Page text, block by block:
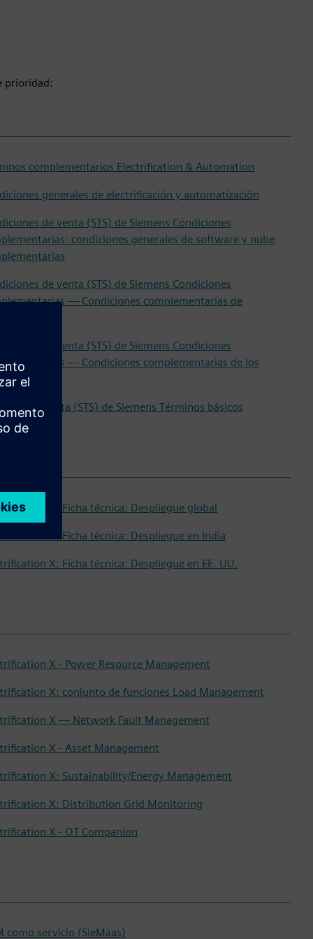
prioridad:
complementarios Electrification & Automation
generales de electrificación y automatización
de venta (STS) de Siemens Condiciones
condiciones generales de software y nube
de venta (STS) de Siemens Condiciones
— Condiciones complementarias de
de venta (STS) de Siemens Condiciones
— Condiciones complementarias de los
de venta (STS) de Siemens Términos básicos
X: Ficha técnica: Despliegue global
X: Ficha técnica: Despliegue en India
X: Ficha técnica: Despliegue en EE. UU.
X - Power Resource Management
X: conjunto de funciones Load Management
X — Network Fault Management
X - Asset Management
X: Sustainability/Energy Management
X: Distribution Grid Monitoring
X - OT Companion
como servicio (SieMaas)